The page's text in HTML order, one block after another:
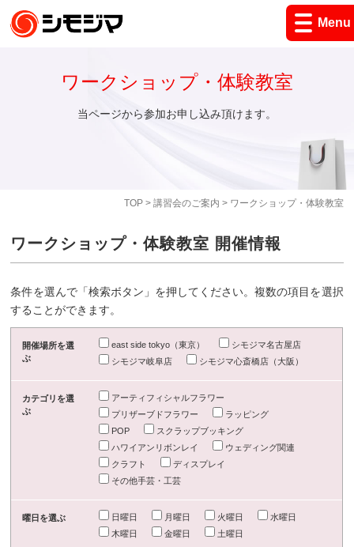
Menu
TOP> 講習会のご案内 > ワークショップ・体験教室
ワークショップ・体験教室
当ページから参加お申し込み頂けます。
ワークショップ・体験教室 開催情報
条件を選んで「検索ボタン」を押してください。複数の項目を選択
することができます。
開催場所を選
ぶ
east side tokyo（東京）
シモジマ名古屋店
シモジマ岐阜店
シモジマ心斎橋店（大阪）
カテゴリを選
ぶ
アーティフィシャルフラワー
プリザーブドフラワー
ラッピング
POP
スクラップブッキング
ハワイアンリボンレイ
ウェディング関連
クラフト
ディスプレイ
その他手芸・工芸
曜日を選ぶ 日曜日 月曜日 火曜日
水曜日
木曜日
金曜日 土曜日